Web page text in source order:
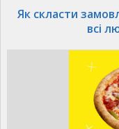
Аксесуари
Антикваріат,
Сировина, матеріали
Реалізація товарів
Роздрібна торгівля,
Як скласти
всі